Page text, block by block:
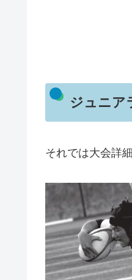
ジュニア
それでは大会詳